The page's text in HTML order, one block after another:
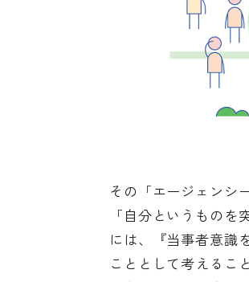
その「エージェンシ
「自分というもの
には、『当事者意識
こととして考えるこ